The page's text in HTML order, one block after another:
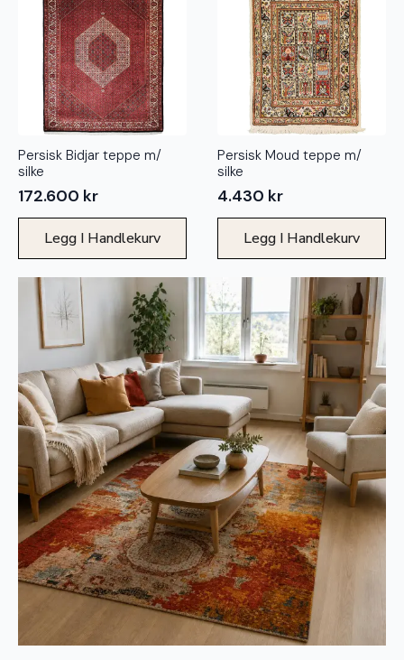
Persisk Bidjar teppe m/
silke
172.600 kr
Legg I Handlekurv
Persisk Moud teppe m/
silke
4.430 kr
Legg I Handlekurv